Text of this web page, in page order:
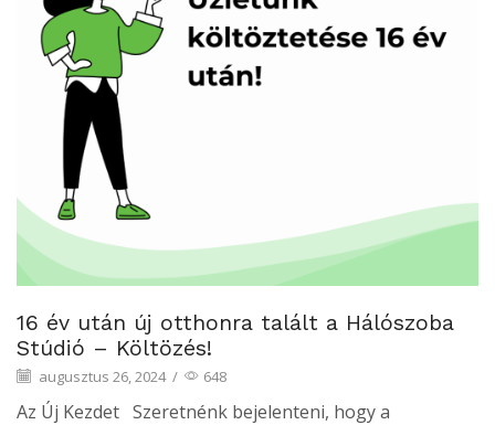
16 év után új otthonra talált a Hálószoba
Stúdió – Költözés!
augusztus 26, 2024 / 648
Az Új Kezdet Szeretnénk bejelenteni, hogy a